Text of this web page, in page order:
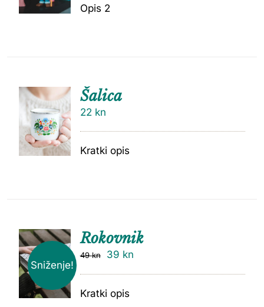
Opis 2
DODAJ
U
KOŠARI
CU
Šalica
22 kn
Kratki opis
Sniženje!
DODAJ
Rokovnik
49kn 39 kn
Kratki opis